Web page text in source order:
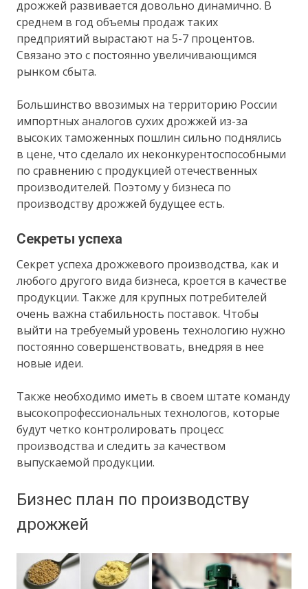
дрожжей развивается довольно динамично. В
среднем в год объемы продаж таких
предприятий вырастают на 5-7 процентов.
Связано это с постоянно увеличивающимся
рынком сбыта.
Большинство ввозимых на территорию России
импортных аналогов сухих дрожжей из-за
высоких таможенных пошлин сильно поднялись
в цене, что сделало их неконкурентоспособными
по сравнению с продукцией отечественных
производителей. Поэтому у бизнеса по
производству дрожжей будущее есть.
Секреты успеха
Секрет успеха дрожжевого производства, как и
любого другого вида бизнеса, кроется в качестве
продукции. Также для крупных потребителей
очень важна стабильность поставок. Чтобы
выйти на требуемый уровень технологию нужно
постоянно совершенствовать, внедряя в нее
новые идеи.
Также необходимо иметь в своем штате команду
высокопрофессиональных технологов, которые
будут четко контролировать процесс
производства и следить за качеством
выпускаемой продукции.
Бизнес план по производству
дрожжей